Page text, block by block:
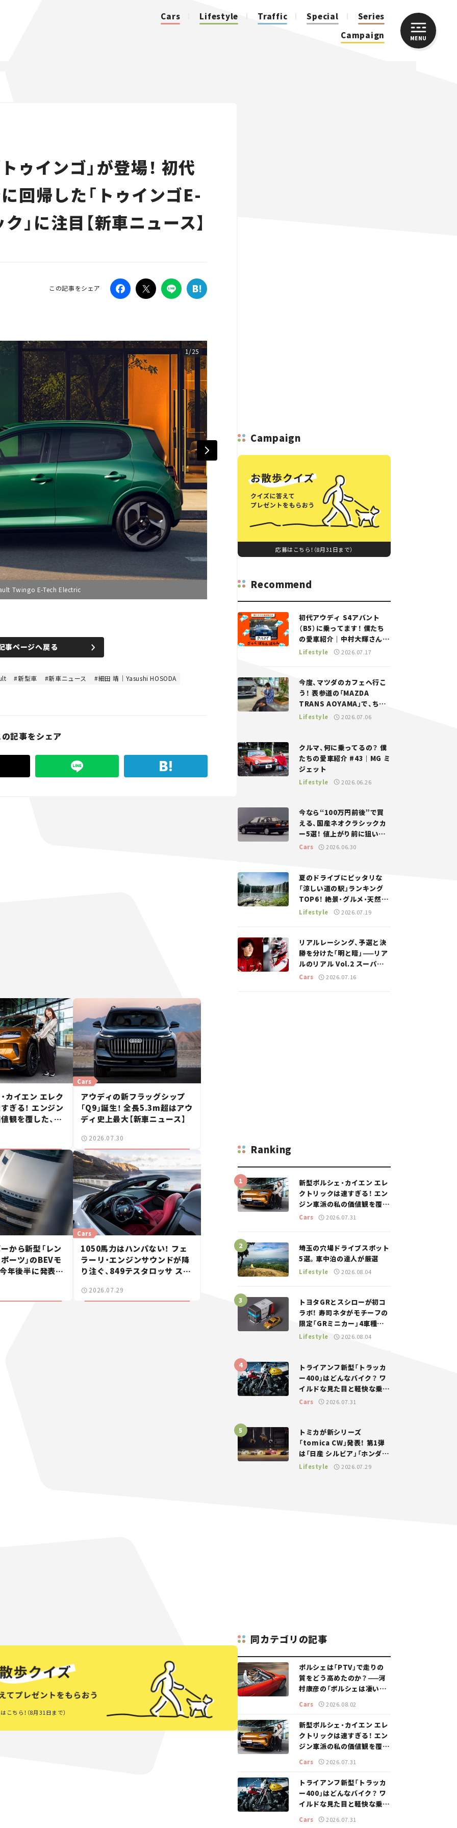
Cars Lifestyle Traffic Special
Series
Campaign
MENU
ゥインゴ」が登場！ 初代
回帰した「トゥインゴE-
」に注目【新車ニュース】
この記事をシェア
1/25
Twingo E-Tech Electric
事ページへ戻る
新型車 新車ニュース 細田 靖｜Yasushi HOSODA
の記事をシェア
カイエン エレク
ぎる！ エンジン
観を覆した、新
Cars
アウディの新フラッグシップ
「Q9」誕生！ 全長5.3m超はアウ
ディ史上最大【新車ニュース】
2026.07.30
から新型「レン
ーツ」のBEVモ
年後半に発表へ
Cars
1050馬力はハンパない！ フェ
ラーリ・エンジンサウンドが降
り注ぐ、849テスタロッサ スパ
2026.07.29
こちら！（8月31日まで）
Campaign
応募はこちら！（8月31日まで）
Recommend
初代アウディ S4アバント
（B5）に乗ってます！ 僕たち
の愛車紹介｜中村大輝さん
——瀬イオナと嶋田智之の
Lifestyle 2026.07.17
今度、マツダのカフェへ行こ
う！ 表参道の「MAZDA
TRANS AOYAMA」で、ちょ
っとひと息。——連載｜CCG
Lifestyle 2026.07.06
クルマ、何に乗ってるの？ 僕
たちの愛車紹介 #43｜MG ミ
ジェット
Lifestyle 2026.06.26
今なら“100万円前後”で買
える、国産ネオクラシックカ
ー5選！ 値上がり前に狙いた
い、中古車探しをお手伝い――ち
Cars 2026.06.30
夏のドライブにピッタリな
「涼しい道の駅」ランキング
TOP6！ 絶景・グルメ・天然ク
ーラーなど、避暑におすすめ
Lifestyle 2026.07.19
リアルレーシング、予選と決
勝を分けた「明と暗」——リア
ルのリアル Vol.2 スーパー
GT 2026開幕戦 岡山国際サ
Cars 2026.07.16
Ranking
新型ポルシェ・カイエン エレ
クトリックは速すぎる！ エン
ジン車派の私の価値観を覆し
た、新しいポルシェの走り。
Cars 2026.07.31
埼玉の穴場ドライブスポット
5選。車中泊の達人が厳選
Lifestyle 2026.08.04
トヨタGRとスシローが初コ
ラボ！ 寿司ネタがモチーフの
限定「GRミニカー」4車種が
登場。入手方法は？【クルマ
Lifestyle 2026.08.04
トライアンフ新型「トラッカ
ー400」はどんなバイク？ ワ
イルドな見た目と軽快な乗り
味を両立した400ccフラット
Cars 2026.07.31
トミカが新シリーズ
「tomica CW」発表！ 第1弾
は「日産 シルビア」「ホンダ
NSX」が登場。世界が注目す
Lifestyle 2026.07.29
同カテゴリの記事
ポルシェは「PTV」で走りの
質をどう高めたのか？——河
村康彦の「ポルシェは凄い！」
Cars 2026.08.02
新型ポルシェ・カイエン エレ
クトリックは速すぎる！ エン
ジン車派の私の価値観を覆し
た、新しいポルシェの走り。
Cars 2026.07.31
トライアンフ新型「トラッカ
ー400」はどんなバイク？ ワ
イルドな見た目と軽快な乗り
味を両立した400ccフラット
トラッカー【試乗レビュー】
Cars 2026.07.31
CLOSE
Traffic
Special
Series